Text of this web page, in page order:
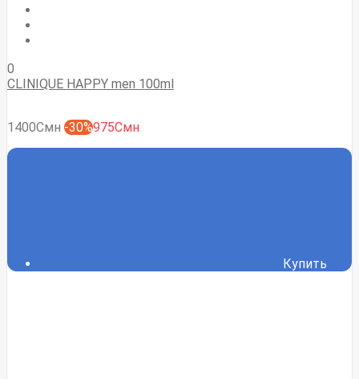
0
CLINIQUE HAPPY men 100ml
1400Смн -30%975Смн
Купить